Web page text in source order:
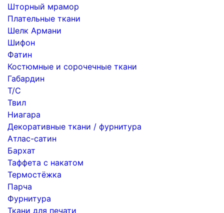
Шторный мрамор
Плательные ткани
Шелк Армани
Шифон
Фатин
Костюмные и сорочечные ткани
Габардин
Т/С
Твил
Ниагара
Декоративные ткани / фурнитура
Атлас-сатин
Бархат
Таффета с накатом
Термостёжка
Парча
Фурнитура
Ткани для печати